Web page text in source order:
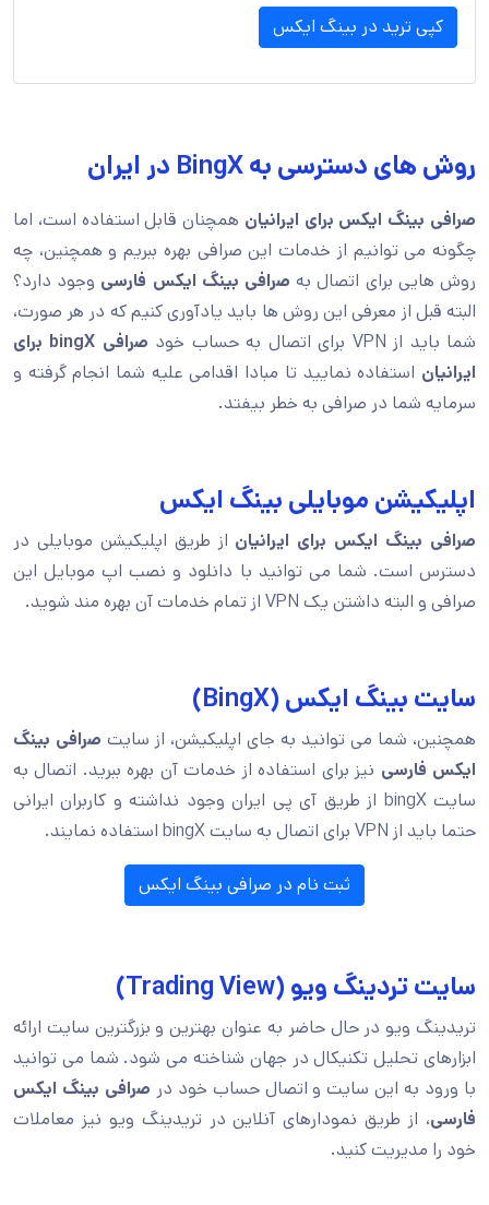
کپی ترید در بینگ ایکس
روش های دسترسی به BingX در ایران
صرافی بینگ ایکس برای ایرانیان همچنان قابل استفاده است، اما
چگونه می توانیم از خدمات این صرافی بهره ببریم و همچنین، چه
روش هایی برای اتصال به صرافی بینگ ایکس فارسی وجود دارد؟
البته قبل از معرفی این روش ها باید یادآوری کنیم که در هر صورت،
شما باید از VPN برای اتصال به حساب خود
صرافی bingX برای
ایرانیان استفاده نمایید تا مبادا اقدامی علیه شما انجام گرفته و
سرمایه شما در صرافی به خطر بیفتد.
اپلیکیشن موبایلی بینگ ایکس
صرافی بینگ ایکس برای ایرانیان از طریق اپلیکیشن موبایلی در
دسترس است. شما می توانید با دانلود و نصب اپ موبایل این
صرافی و البته داشتن یک VPN از تمام خدمات آن بهره مند شوید.
سایت بینگ ایکس (BingX)
همچنین، شما می توانید به جای اپلیکیشن، از سایت صرافی بینگ
ایکس فارسی نیز برای استفاده از خدمات آن بهره ببرید. اتصال به
سایت bingX از طریق آی پی ایران وجود نداشته و کاربران ایرانی
حتما باید از VPN برای اتصال به سایت bingX استفاده نمایند.
ثبت نام در صرافی بینگ ایکس
سایت تردینگ ویو (Trading View)
تریدینگ ویو در حال حاضر به عنوان بهترین و بزرگترین سایت ارائه
ابزارهای تحلیل تکنیکال در جهان شناخته می شود. شما می توانید
با ورود به این سایت و اتصال حساب خود در صرافی بینگ ایکس
فارسی، از طریق نمودارهای آنلاین در تریدینگ ویو نیز معاملات
خود را مدیریت کنید.